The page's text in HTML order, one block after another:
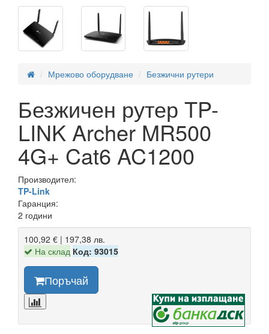
Мрежово оборудване Безжични рутери
Безжичен рутер TP-
LINK Archer MR500
4G+ Cat6 AC1200
Производител:
TP-Link
Гаранция:
2 години
100,92 € | 197,38 лв.
На склад Код: 93015
Поръчай